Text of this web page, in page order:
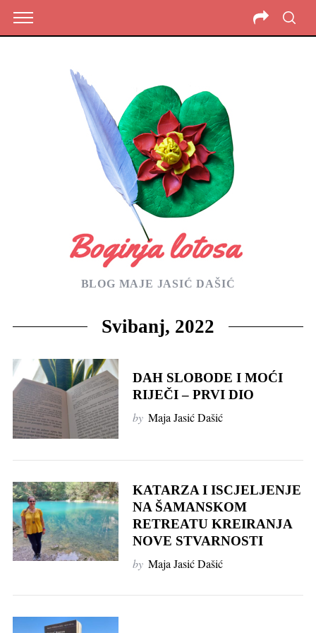
BLOG MAJE JASIĆ DAŠIĆ
Svibanj, 2022
DAH SLOBODE I MOĆI
RIJEČI – PRVI DIO
by Maja Jasić Dašić
KATARZA I ISCJELJENJE
NA ŠAMANSKOM
RETREATU KREIRANJA
NOVE STVARNOSTI
by Maja Jasić Dašić